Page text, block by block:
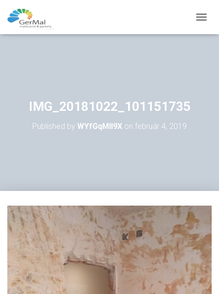
O
IMG_20181022_101151735
Published by WYfGqMll9X on február 4, 2019